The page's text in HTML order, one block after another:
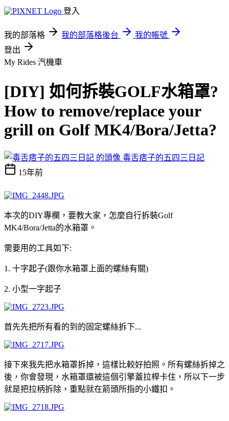
登入
我的部落格 我的部落格後台
我的帳號
登出
My Rides 汽機車
[DIY] 如何拆裝GOLF水箱罩?
How to remove/replace your
grill on Golf MK4/Bora/Jetta?
毒舌痞子的五四三日記
15年前
本次的DIY專欄，要教大家，怎麼自行拆裝Golf
MK4/Bora/Jetta的水箱罩。
需要用的工具如下:
1. 十字起子(跟你水箱罩上面的螺絲有關)
2. 小型一字起子
首先先把所有看的到的固定螺絲拆下...
接下來我先把水箱罩拆掉，這樣比較好拍照。所有螺絲拆掉之
後，你會發現，水箱罩還被這個引擎蓋拉桿卡住，所以下一步
就是把拉柄拆除，重點就在箭頭所指的小鐵扣。